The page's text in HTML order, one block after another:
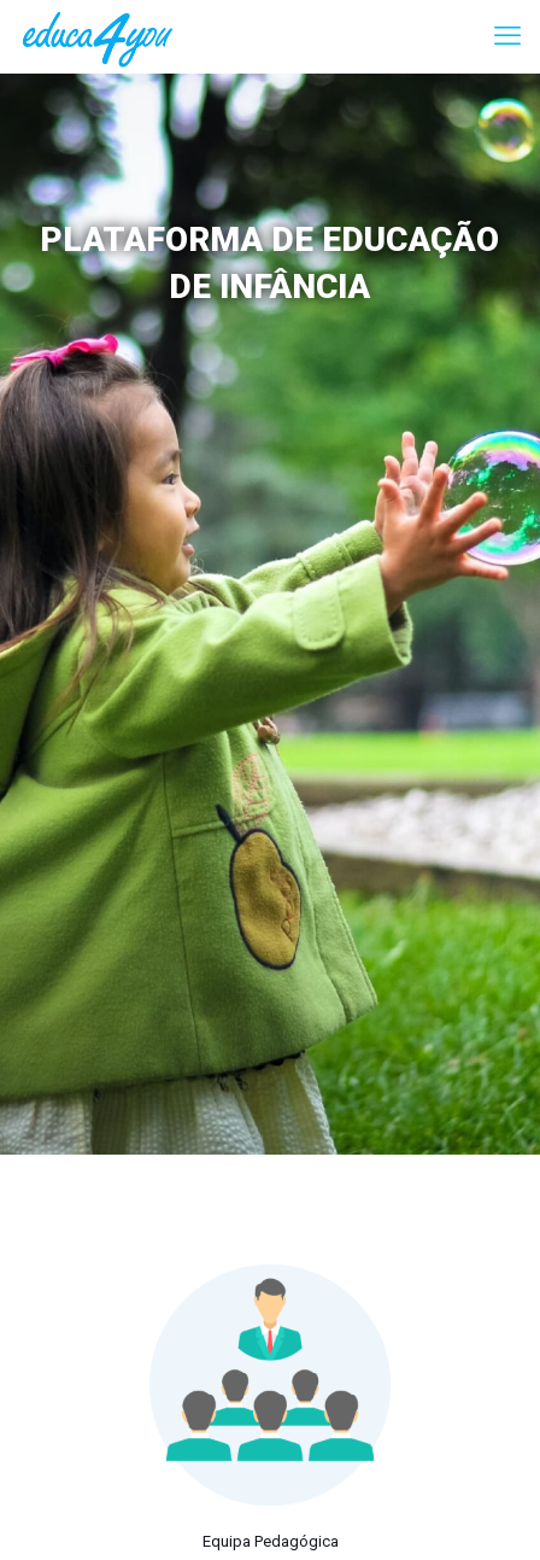
PLATAFORMA DE EDUCAÇÃO
DE INFÂNCIA
Equipa Pedagógica